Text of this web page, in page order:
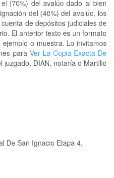
(70%) del avalúo dado al bien
del (40%) del avalúo, los
de depósitos judiciales de
El anterior texto es un formato
o muestra. Lo invitamos
para Ver La Copia Exacta De
juzgado, DIAN, notaría o Martillo
De San Ignacio Etapa 4,